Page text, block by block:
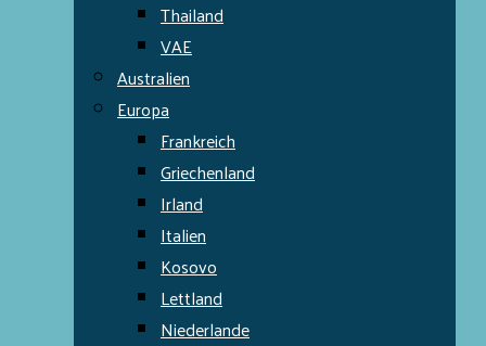
Thailand
VAE
Australien
Europa
Frankreich
Griechenland
Irland
Italien
Kosovo
Lettland
Niederlande